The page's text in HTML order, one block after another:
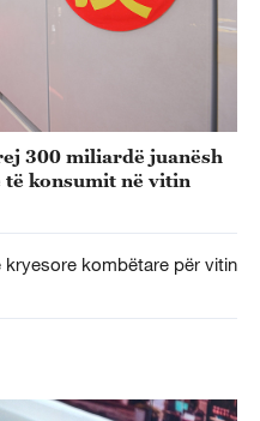
300 miliardë juanësh
konsumit në vitin
kryesore kombëtare për vitin